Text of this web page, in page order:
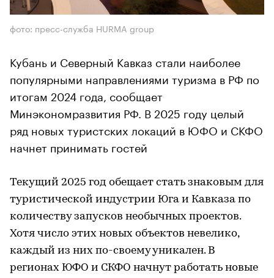
фото: пресс-служба HURMA group
Кубань и Северный Кавказ стали наиболее
популярными направлениями туризма в РФ по
итогам 2024 года, сообщает
Минэкономразвития РФ. В 2025 году целый
ряд новых туристских локаций в ЮФО и СКФО
начнет принимать гостей
Текущий 2025 год обещает стать знаковым для
туристической индустрии Юга и Кавказа по
количеству запусков необычных проектов.
Хотя число этих новых объектов невелико,
каждый из них по-своему уникален. В
регионах ЮФО и СКФО начнут работать новые